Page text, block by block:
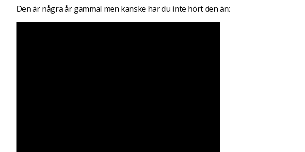
Den är några år gammal men kanske har du inte hört den än: